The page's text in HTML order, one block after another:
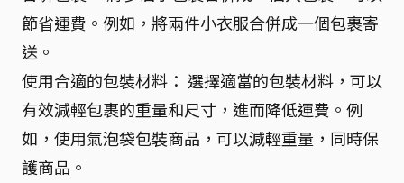
節省運費。例如，將兩件小衣服合併成一個包裹寄
送。
使用合適的包裝材料： 選擇適當的包裝材料，可以
有效減輕包裹的重量和尺寸，進而降低運費。例
如，使用氣泡袋包裝商品，可以減輕重量，同時保
護商品。